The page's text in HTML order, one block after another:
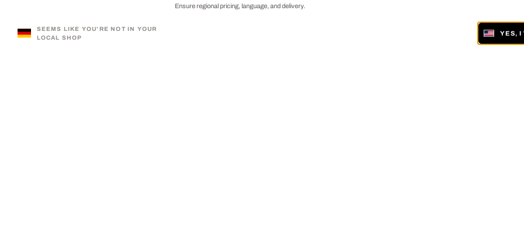
SEEMS LIKE YOU'RE NOT IN YOUR
LOCAL SHOP
Ensure regional pricing, language, and delivery.
YES, I